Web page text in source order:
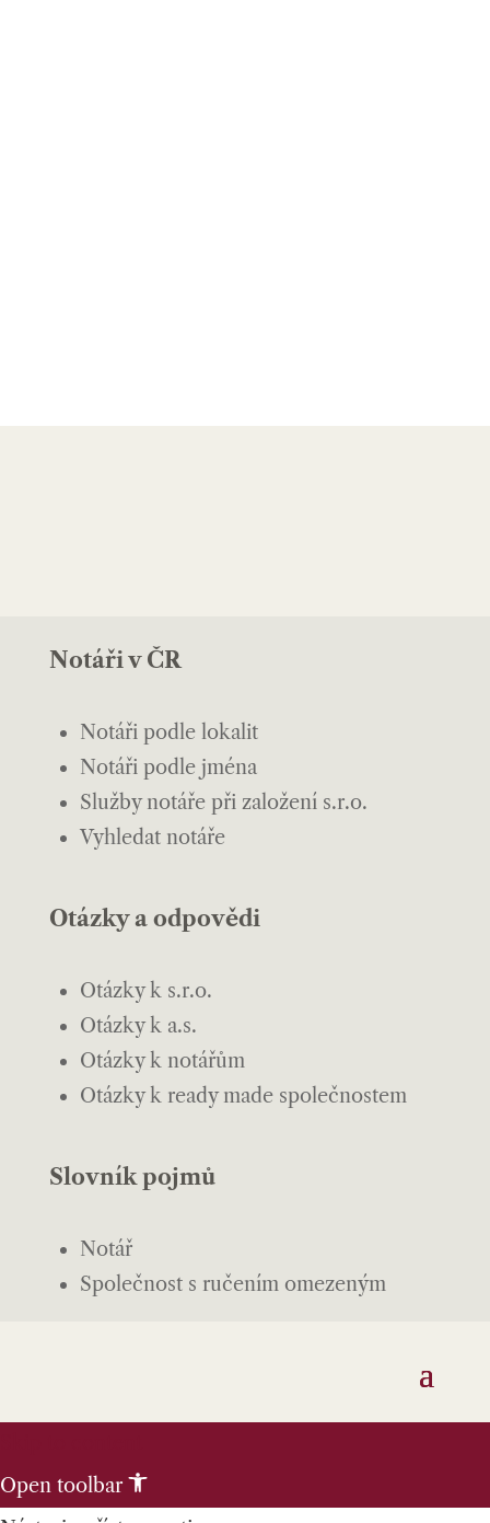
Notáři v ČR
Notáři podle lokalit
Notáři podle jména
Služby notáře při založení s.r.o.
Vyhledat notáře
Otázky a odpovědi
Otázky k s.r.o.
Otázky k a.s.
Otázky k notářům
Otázky k ready made společnostem
Slovník pojmů
Notář
Společnost s ručením omezeným
Open toolbar